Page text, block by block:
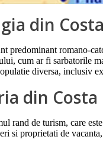
din
predominant romano-
cum ar fi sarbatorile
diversa, inclusiv
din Costa
rand de turism, care
si proprietati de